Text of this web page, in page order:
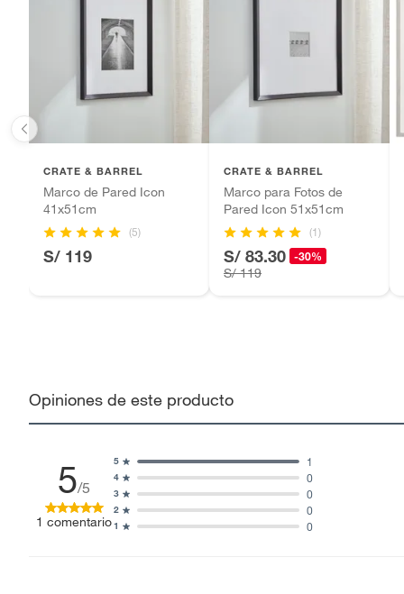
Alto
Motocicletas y bicicletas motorizadas.
Licores y cigarros electrónicos.
CRATE & BARREL
Marco de Pared Icon
41x51cm
(5)
S/ 119
CRATE & BARREL
Marco para Fotos de
Pared Icon 51x51cm
(1)
S/ 83.30 -30%
S/ 119
Opiniones de este producto
5/5
1 comentario1 0
2 0
3 0
4 0
5 1